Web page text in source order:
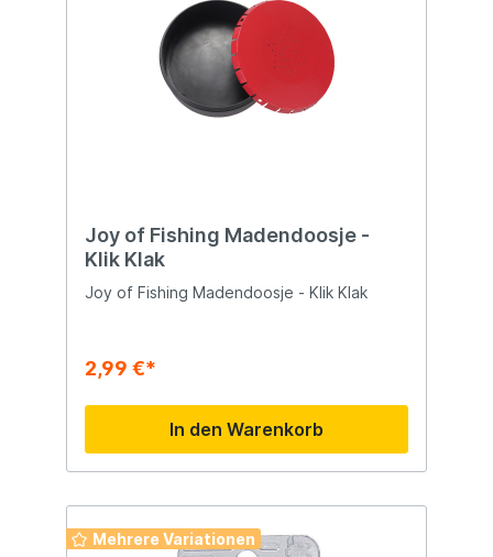
direkt auf die Köderplattform Entwickelt,
um dem Angler die volle Kontrolle über die
Hakenlänge zu geben <
li>Hakenlängendose kann in jeder
gewünschten Position zwischen den Clips
befestigt werden Perfekte
Joy of Fishing Madendoosje -
Klik Klak
Joy of Fishing Madendoosje - Klik Klak
2,99 €*
In den Warenkorb
Mehrere Variationen